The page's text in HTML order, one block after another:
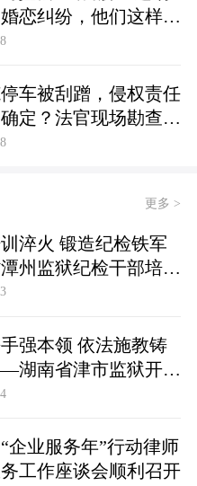
恋纠纷，他们这样化
车被刮蹭，侵权责任
定？法官现场勘查定
更多 >
淬火 锻造纪检铁军
州监狱纪检干部培训
盖
领 依法施教铸
湖南省津市监狱开展
教育改造专项技能培
企业服务年”行动律师
工作座谈会顺利召开